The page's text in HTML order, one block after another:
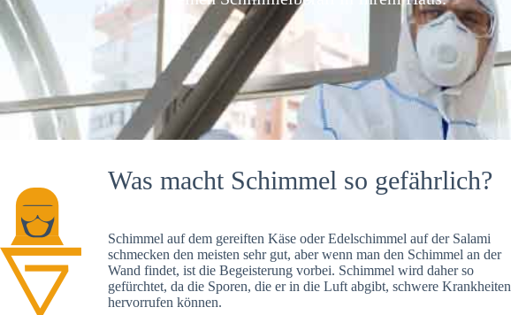
Was macht Schimmel so gefährlich?
Schimmel auf dem gereiften Käse oder Edelschimmel auf der Salami
schmecken den meisten sehr gut, aber wenn man den Schimmel an der
Wand findet, ist die Begeisterung vorbei. Schimmel wird daher so
gefürchtet, da die Sporen, die er in die Luft abgibt, schwere Krankheiten
hervorrufen können.